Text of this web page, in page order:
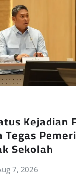
Kejadian
Tegas
Sekolah
7, 2026